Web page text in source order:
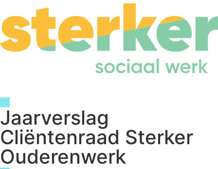
Jaarverslag
Cliëntenraad Sterker
Ouderenwerk